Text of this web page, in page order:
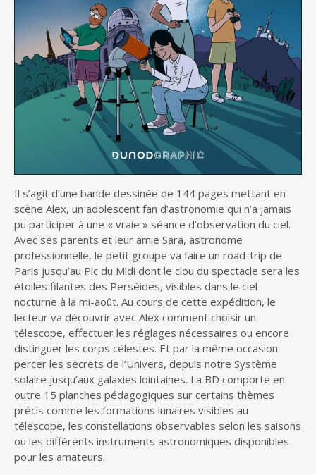
Il s’agit d’une bande dessinée de 144 pages mettant en
scène Alex, un adolescent fan d’astronomie qui n’a jamais
pu participer à une « vraie » séance d’observation du ciel.
Avec ses parents et leur amie Sara, astronome
professionnelle, le petit groupe va faire un road-trip de
Paris jusqu’au Pic du Midi dont le clou du spectacle sera les
étoiles filantes des Perséides, visibles dans le ciel
nocturne à la mi-août. Au cours de cette expédition, le
lecteur va découvrir avec Alex comment choisir un
télescope, effectuer les réglages nécessaires ou encore
distinguer les corps célestes. Et par la même occasion
percer les secrets de l’Univers, depuis notre Système
solaire jusqu’aux galaxies lointaines. La BD comporte en
outre 15 planches pédagogiques sur certains thèmes
précis comme les formations lunaires visibles au
télescope, les constellations observables selon les saisons
ou les différents instruments astronomiques disponibles
pour les amateurs.